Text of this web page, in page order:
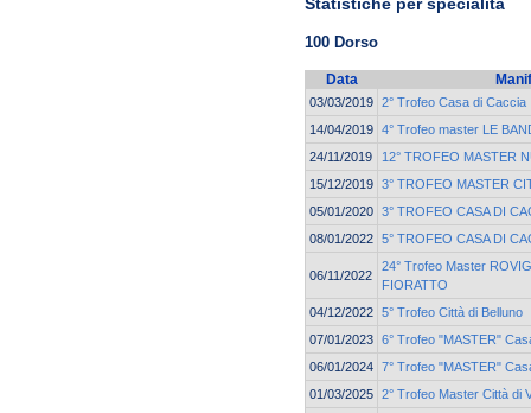
100 Dorso
Data
03/03/2019 2° Trofeo Casa di Caccia
14/04/2019 4° Trofeo master LE
24/11/2019
12° TROFEO MASTER
15/12/2019 3° TROFEO MASTER
05/01/2020 3° TROFEO CASA DI
08/01/2022 5° TROFEO CASA DI
06/11/2022
24° Trofeo Master
FIORATTO
04/12/2022 5° Trofeo Città di Belluno
07/01/2023 6° Trofeo "MASTER"
06/01/2024 7° Trofeo "MASTER"
01/03/2025 2° Trofeo Master Città di